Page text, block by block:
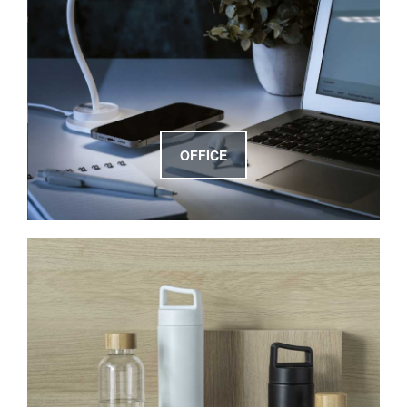
OFFICE